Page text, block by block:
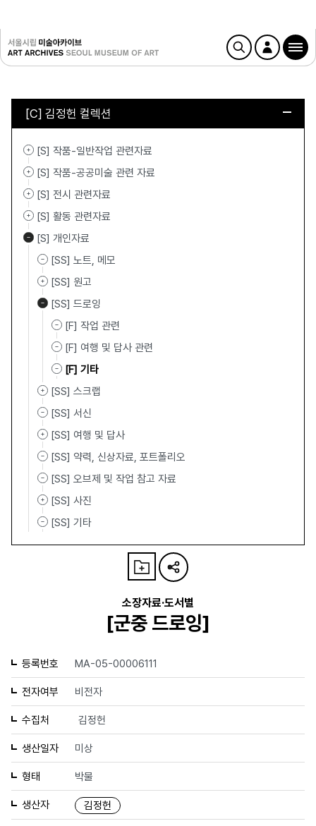
[C] 김정헌 컬렉션
[S] 작품-일반작업 관련자료
[S] 작품-공공미술 관련 자료
[S] 전시 관련자료
[S] 활동 관련자료
[S] 개인자료
[SS] 노트, 메모
[SS] 원고
[SS] 드로잉
[F] 작업 관련
[F] 여행 및 답사 관련
[F] 기타
[SS] 스크랩
[SS] 서신
[SS] 여행 및 답사
[SS] 약력, 신상자료, 포트폴리오
[SS] 오브제 및 작업 참고 자료
[SS] 사진
[SS] 기타
소장자료·도서별
[군중 드로잉]
등록번호 MA-05-00006111
전자여부 비전자
수집처 김정헌
생산일자 미상
형태 박물
생산자 김정헌